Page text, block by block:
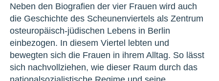
Neben den Biografien der vier Frauen wird auch
die Geschichte des Scheunenviertels als Zentrum
osteuropäisch-jüdischen Lebens in Berlin
einbezogen. In diesem Viertel lebten und
bewegten sich die Frauen in ihrem Alltag. So lässt
sich nachvollziehen, wie dieser Raum durch das